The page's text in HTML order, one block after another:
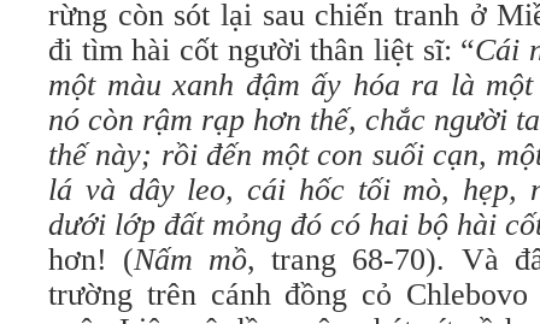
rừng còn sót lại sau chiến tranh ở
đi tìm hài cốt người thân liệt sĩ: “Cái
một màu xanh đậm ấy hóa ra là
nó còn rậm rạp hơn thế, chắc người
thế này; rồi đến một con suối cạn,
lá và dây leo, cái hốc tối mò, hẹp,
dưới lớp đất mỏng đó có hai bộ hài
hơn! (Nấm mồ, trang 68-70). Và
trường trên cánh đồng cỏ